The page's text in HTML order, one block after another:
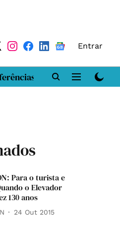
Entrar
DN LAB
Para o turista e
o Elevador
130 anos
24 Out 2015